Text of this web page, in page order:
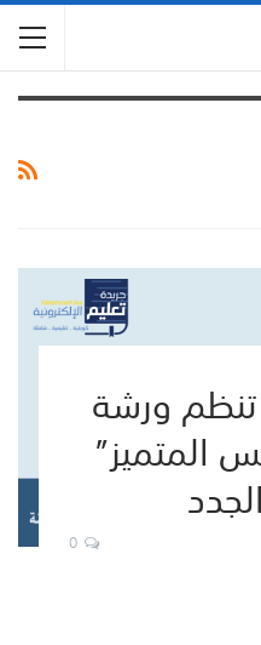
ورشة
المتميز”
0